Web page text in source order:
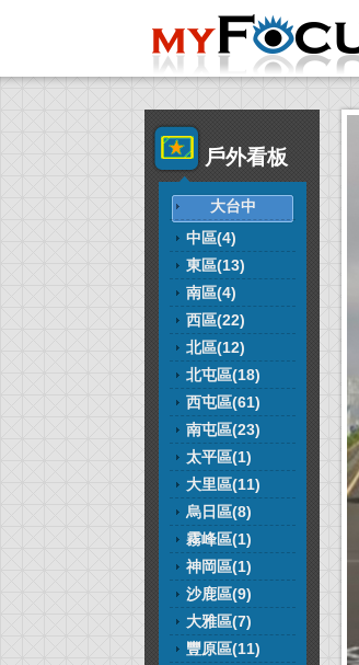
戶外看板
大台中
中區(4)
東區(13)
南區(4)
西區(22)
北區(12)
北屯區(18)
西屯區(61)
南屯區(23)
太平區(1)
大里區(11)
烏日區(8)
霧峰區(1)
神岡區(1)
沙鹿區(9)
大雅區(7)
豐原區(11)